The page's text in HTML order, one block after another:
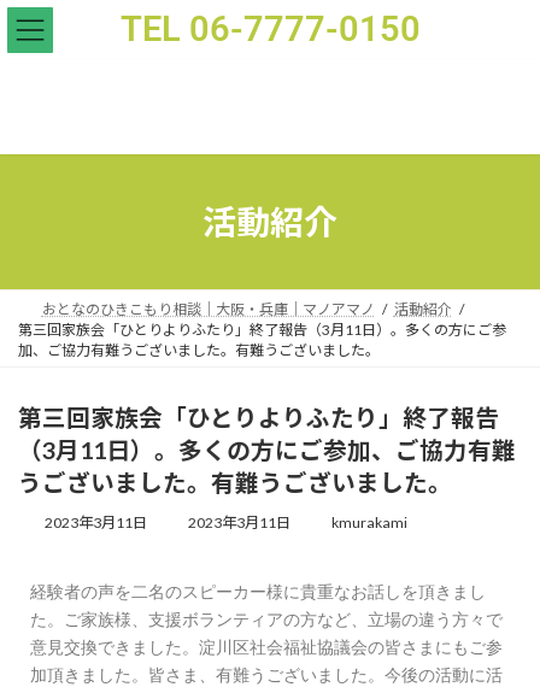
TEL 06-7777-0150
活動紹介
おとなのひきこもり相談｜大阪・兵庫｜マノアマノ
活動紹介
第三回家族会「ひとりよりふたり」終了報告（3月11日）。多くの方にご参
加、ご協力有難うございました。有難うございました。
第三回家族会「ひとりよりふたり」終了報告
（3月11日）。多くの方にご参加、ご協力有難
うございました。有難うございました。
2023年3月11日 2023年3月11日 kmurakami
経験者の声を二名のスピーカー様に貴重なお話しを頂きまし
た。ご家族様、支援ボランティアの方など、立場の違う方々で
意見交換できました。淀川区社会福祉協議会の皆さまにもご参
加頂きました。皆さま、有難うございました。今後の活動に活